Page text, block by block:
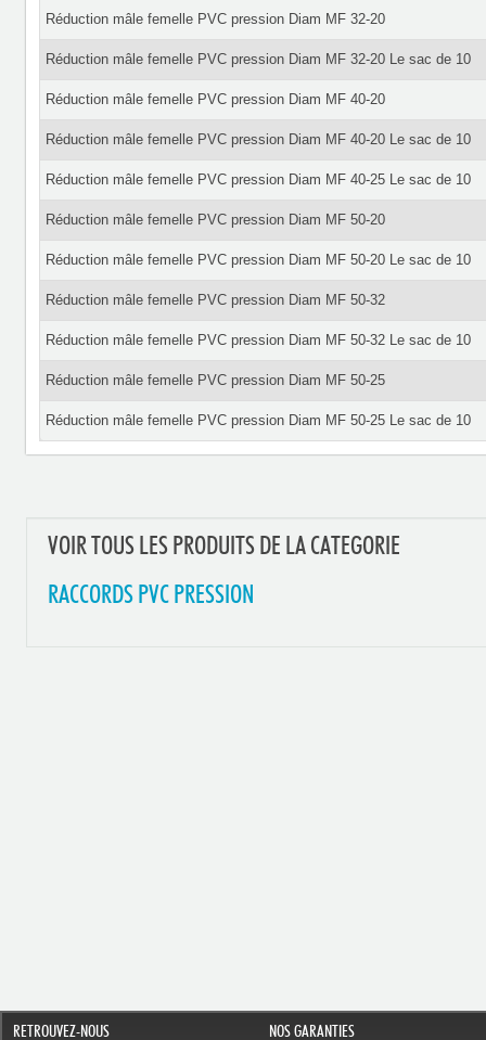
Réduction mâle femelle PVC pression Diam MF 32-20
Réduction mâle femelle PVC pression Diam MF 32-20 Le sac de 10
Réduction mâle femelle PVC pression Diam MF 40-20
Réduction mâle femelle PVC pression Diam MF 40-20 Le sac de 10
Réduction mâle femelle PVC pression Diam MF 40-25 Le sac de 10
Réduction mâle femelle PVC pression Diam MF 50-20
Réduction mâle femelle PVC pression Diam MF 50-20 Le sac de 10
Réduction mâle femelle PVC pression Diam MF 50-32
Réduction mâle femelle PVC pression Diam MF 50-32 Le sac de 10
Réduction mâle femelle PVC pression Diam MF 50-25
Réduction mâle femelle PVC pression Diam MF 50-25 Le sac de 10
VOIR TOUS LES PRODUITS DE LA CATEGORIE
RACCORDS PVC PRESSION
RETROUVEZ-NOUS NOS GARANTIES